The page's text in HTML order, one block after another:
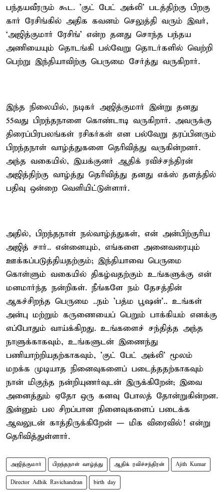
பந்தயவீரரும் கூட. 'குட் பேட் அக்லி' படத்திற்கு பிறகு
கார் ரேசிங்கில் அதிக கவனம் செலுத்தி வரும் இவர்,
‘அஜித்குமார் ரேசிங்’ என்ற தனது சொந்த பந்தய
அணியையும் தொடங்கி பல்வேறு தொடர்களில் வெற்றி
பெற்று இந்தியாவிற்கு பெருமை சேர்த்து வருகிறார்.
இந்த நிலையில், நடிகர் அஜித்குமார் இன்று தனது
55வது பிறந்தநாளை கொண்டாடி வருகிறார். அவருக்கு
திரைப்பிரபலங்கள் ரசிகர்கள் என பல்வேறு தரப்பினரும்
பிறந்தநாள் வாழ்த்துகளை தெரிவித்து வருகின்றனர்.
அந்த வகையில், இயக்குனர் ஆதிக் ரவிச்சந்திரன்
அஜித்திற்கு வாழ்த்து தெரிவித்து தனது எக்ஸ் தளத்தில்
பதிவு ஒன்றை வெளியிட்டுள்ளார்.
அதில், பிறந்தநாள் நல்வாழ்த்துகள், என் அன்பிற்குரிய
அஜித் சார்.. என்னையும், எங்களை அனைவரையும்
ஊக்கப்படுத்தியதற்கும்; இந்தியாவை பெருமை
கொள்ளும் வகையில் திகழ்வதற்கும் உங்களுக்கு என்
மனமார்ந்த நன்றிகள். நீங்களே நம் தேசத்தின்
ஆகச்சிறந்த பெருமை ..நம் 'பத்ம பூஷன்'.. உங்கள்
அன்பு மற்றும் கருணையைப் பெறும் பாக்கியம் எனக்கு
எப்போதும் வாய்க்கிறது. உங்களைச் சந்தித்த அந்த
நாளுக்காகவும், உங்களுடன் இணைந்து
பணியாற்றியதற்காகவும், 'குட் பேட் அக்லி' மூலம்
மறக்க முடியாத நினைவுகளைப் படைத்ததற்காகவும்
நான் மிகுந்த நன்றியுணர்வுடன் இருக்கிறேன்; இவை
அனைத்தும் ஏதோ ஒரு கனவு போலத் தோன்றுகின்றன.
இன்னும் பல சிறப்பான நினைவுகளைப் படைக்க
ஆவலுடன் காத்திருக்கிறேன் — மிக விரைவில்! என்று
தெரிவித்துள்ளார்.
அஜித்குமார் பிறந்தநாள் வாழ்த்து ஆதிக் ரவிச்சந்திரன் Ajith Kumar
Director Adhik Ravichandran birth day